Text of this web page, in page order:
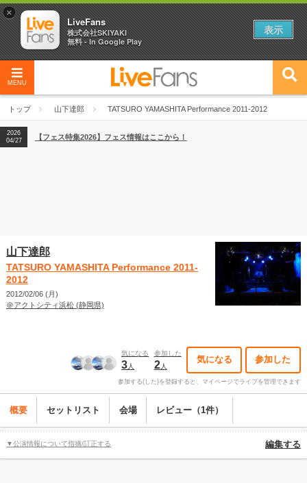
MENU
トップ 山下達郎 TATSURO YAMASHITA Performance 2011-2012
2026
04/27
2026
【ライブ動員ランキング】2026年上半期編発表！
2026
04/27
【フェス特集2026】フェス情報はここから！
山下達郎
TATSURO YAMASHITA Performance 2011-
2012
2012/02/06 (月)
＠アクトシティ浜松 (静岡県)
気になる
3人
参加した
2人
気になる 参加した
参加する(した)を登録すると、マイページでライブを管理できます
概要 セットリスト 会場 レビュー（1件）
▼公演情報について指摘/訂正する 編集する
×
LiveFans
株式会社SKIYAKI
無料 - In Google Play
表示